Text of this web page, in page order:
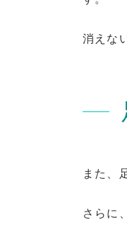
消えな
また、
さらに